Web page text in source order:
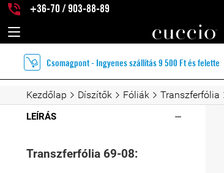
+36-70 / 903-88-89
Csomagpont - Ingyenes szállítás 9 500 Ft és felette
Kezdőlap Díszítők Fóliák Transzferfólia
LEÍRÁS
Transzferfólia 69-08: